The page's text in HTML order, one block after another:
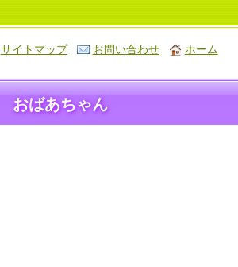
サイトマップ お問い合わせ ホーム
おばあちゃん